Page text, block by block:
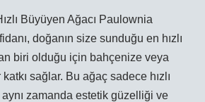
Büyüyen Ağacı Paulownia
doğanın size sunduğu en hızlı
biri olduğu için bahçenize veya
sağlar. Bu ağaç sadece hızlı
zamanda estetik güzelliği ve